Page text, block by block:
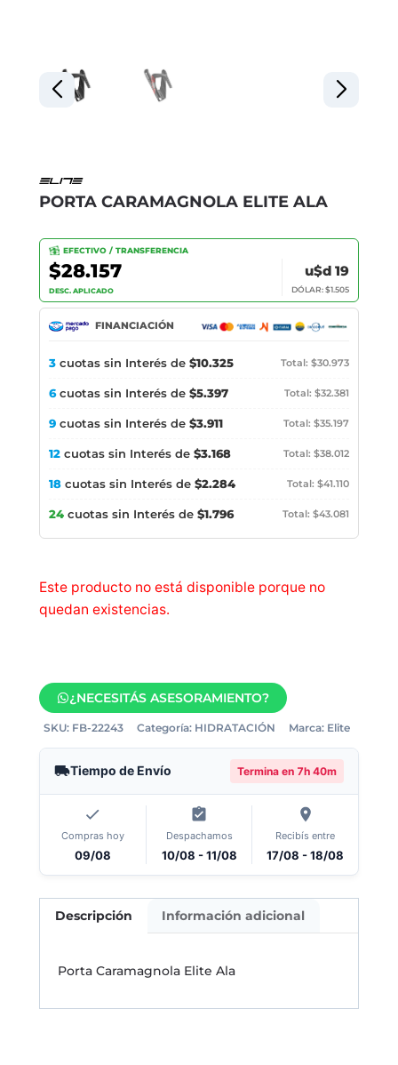
PORTA CARAMAGNOLA ELITE ALA
EFECTIVO / TRANSFERENCIA
$28.157
DESC. APLICADO
u$d 19
DÓLAR: $1.505
FINANCIACIÓN
3 cuotas sin Interés de $10.325 Total: $30.973
6cuotas sin Interés de $5.397 Total: $32.381
9 cuotas sin Interés de $3.911 Total: $35.197
12 cuotas sin Interés de $3.168 Total: $38.012
18 cuotas sin Interés de $2.284 Total: $41.110
24 cuotas sin Interés de $1.796 Total: $43.081
Este producto no está disponible porque no
quedan existencias.
¿NECESITÁS ASESORAMIENTO?
SKU: FB-22243 Categoría: HIDRATACIÓN Marca: Elite
Tiempo de Envío Termina en 7h 40m
Compras hoy
09/08
Despachamos
10/08 - 11/08
Recibís entre
17/08 - 18/08
Descripción Información adicional
Porta Caramagnola Elite Ala